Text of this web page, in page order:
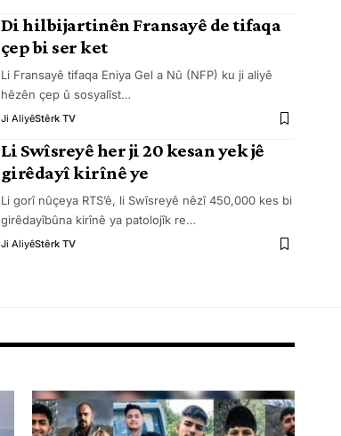
Di hilbijartinên Fransayê de tifaqa
çep bi ser ket
Li Fransayê tifaqa Eniya Gel a Nû (NFP) ku ji aliyê
hêzên çep û sosyalîst…
Ji AliyêStêrk TV
Li Swîsreyê her ji 20 kesan yek jê
girêdayî kirînê ye
Li gorî nûçeya RTS’ê, li Swîsreyê nêzî 450,000 kes bi
girêdayîbûna kirînê ya patolojîk re…
Ji AliyêStêrk TV